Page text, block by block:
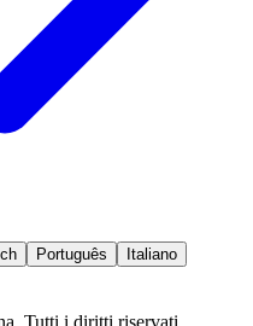
Português
Italiano